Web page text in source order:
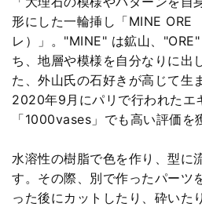
形にした一輪挿し「MINE ORE
レ）」。"MINE" は鉱山、
ち、地層や模様を自分なりに出
た、外山氏の石好きが高じて生
2020年9月にパリで行われたエ
「1000vases」でも高い評価を
水溶性の樹脂で色を作り、型に
す。その際、別で作ったパーツ
った後にカットしたり、砕いた